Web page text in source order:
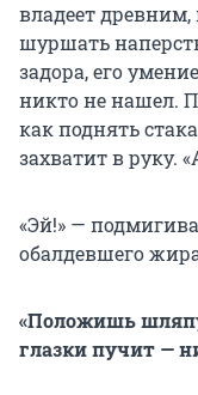
владеет древним,
шуршать
задора, его
никто не нашел.
как поднять
захватит в руку.
«Эй!» —
обалдевшего
«Положишь
глазки пучит —